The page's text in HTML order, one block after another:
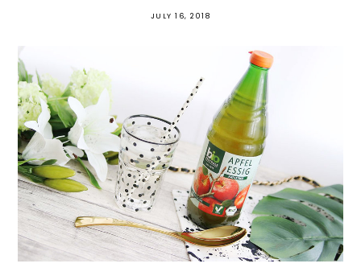
JULY 16, 2018